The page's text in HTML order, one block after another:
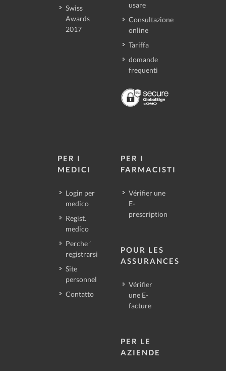
Swiss
Awards
2017
usare
Consultazione
online
Tariffa
domande
frequenti
PER I
MEDICI
Login per
medico
Regist.
medico
Perche ’
registrarsi
Site
personnel
Contatto
PER I
FARMACISTI
Vérifier une
E-
prescription
POUR LES
ASSURANCES
Vérifier
une E-
facture
PER LE
AZIENDE